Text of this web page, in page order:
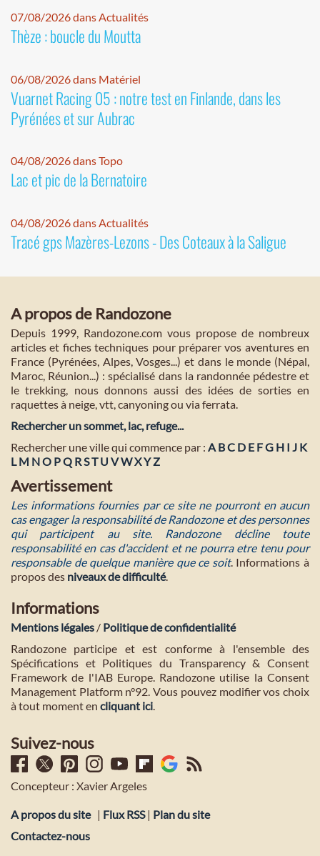
07/08/2026 dans Actualités
Thèze : boucle du Moutta
06/08/2026 dans Matériel
Vuarnet Racing 05 : notre test en Finlande, dans les
Pyrénées et sur Aubrac
04/08/2026 dans Topo
Lac et pic de la Bernatoire
04/08/2026 dans Actualités
Tracé gps Mazères-Lezons - Des Coteaux à la Saligue
A propos de Randozone
Depuis 1999, Randozone.com vous propose de nombreux
articles et fiches techniques pour préparer vos aventures en
France (Pyrénées, Alpes, Vosges...) et dans le monde (Népal,
Maroc, Réunion...) : spécialisé dans la randonnée pédestre et
le trekking, nous donnons aussi des idées de sorties en
raquettes à neige, vtt, canyoning ou via ferrata.
Rechercher un sommet, lac, refuge...
Rechercher une ville qui commence par : A BC D E FG H I J K
L M NO PQ RST U VWXYZ
Avertissement
Les informations fournies par ce site ne pourront en aucun
cas engager la responsabilité de Randozone et des personnes
qui participent au site. Randozone décline toute
responsabilité en cas d'accident et ne pourra etre tenu pour
responsable de quelque manière que ce soit. Informations à
propos des niveaux de difficulté.
Informations
Mentions légales / Politique de confidentialité
Randozone participe et est conforme à l'ensemble des
Spécifications et Politiques du Transparency & Consent
Framework de l'IAB Europe. Randozone utilise la Consent
Management Platform n°92. Vous pouvez modifier vos choix
à tout moment en cliquant ici.
Suivez-nous
Concepteur : Xavier Argeles
A propos du site | Flux RSS| Plan du site
Contactez-nous